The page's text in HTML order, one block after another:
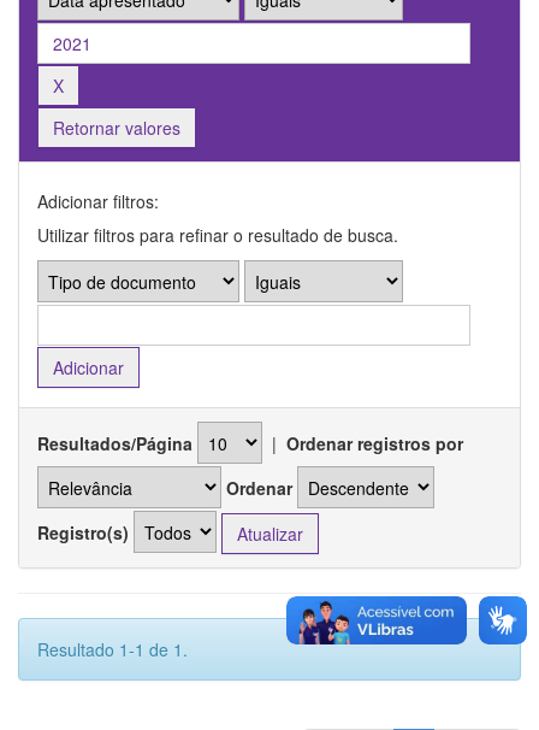
Retornar valores
Adicionar filtros:
Utilizar filtros para refinar o resultado de busca.
Resultados/Página | Ordenar registros por
Ordenar
Registro(s)
Resultado 1-1 de 1.